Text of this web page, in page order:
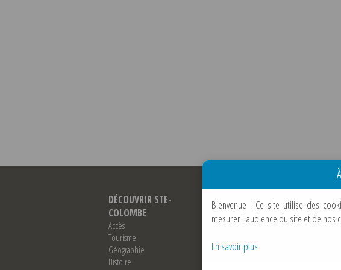
DÉCOUVRIR STE-
COLOMBE
Accès
Tourisme
Géographie
Histoire
VIVRE À STE-
COLOMBE
Vie économique
Les séniors
Bienvenue ! Ce site utilise des
mesurer l'audience du site et de
En savoir plus